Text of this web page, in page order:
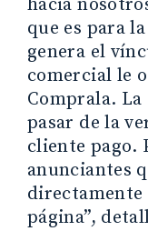
hacia
que es para
genera el
comercial le
Comprala.
pasar de la
cliente pago.
anunciantes
página”,